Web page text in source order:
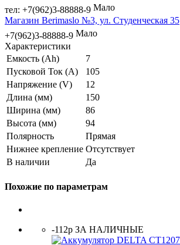
тел: +7(962)3-88888-9 Мало
Магазин Berimaslo №3, ул. Студенческая 35
+7(962)3-88888-9 Мало
Характеристики
Емкость (Ah)
7
Пусковой Ток (A)
105
Напряжение (V)
12
Длина (мм)
150
Ширина (мм)
86
Высота (мм)
94
Полярность
Прямая
Нижнее крепление Отсутствует
В наличии
Да
Похожие по параметрам
-112р ЗА НАЛИЧНЫЕ